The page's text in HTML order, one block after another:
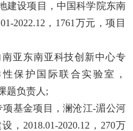
建设项目，中国科学院东南
2022.12 ， 1761 万元，项目
亚东南亚科技创新中心专
保护国际联合实验室，
题负责人;
基金项目，澜沧江-湄公河
， 2018.01-2020.12 ， 270万